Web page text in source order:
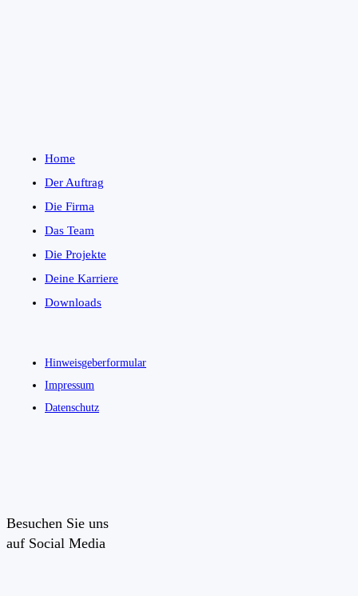
Home
Der Auftrag
Die Firma
Das Team
Die Projekte
Deine Karriere
Downloads
Hinweisgeberformular
Impressum
Datenschutz
Besuchen Sie uns
auf Social Media